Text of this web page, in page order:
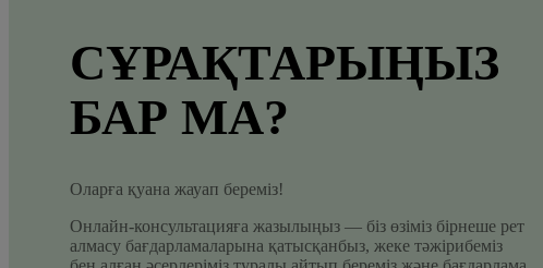
СҰРАҚТАРЫҢЫЗ
БАР МА?
Оларға қуана жауап береміз!
Онлайн-консультацияға жазылыңыз — біз өзіміз бірнеше рет
алмасу бағдарламаларына қатысқанбыз, жеке тәжірибеміз